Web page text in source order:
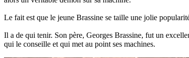
Le fait est que le jeune Brassine se taille une jolie
Il a de qui tenir. Son père, Georges Brassine, fut un
qui le conseille et qui met au point ses machines.